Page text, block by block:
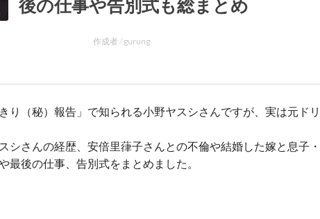
後の仕事や告別式も総まとめ
作成者 / gurung
り（秘）報告」で知られる小野ヤスシさんですが、実は元ド
シさんの経歴、安倍里葎子さんとの不倫や結婚した嫁と息子
最後の仕事、告別式をまとめました。